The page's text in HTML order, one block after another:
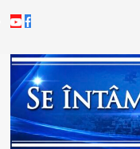
to
Youtube
Facebook